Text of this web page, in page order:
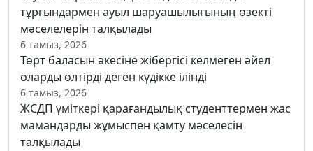
тұрғындармен ауыл шаруашылығының өзекті
мәселелерін талқылады
6 тамыз, 2026
Төрт баласын әкесіне жібергісі келмеген әйел
оларды өлтірді деген күдікке ілінді
6 тамыз, 2026
ЖСДП үміткері қарағандылық студенттермен жас
мамандарды жұмыспен қамту мәселесін
талқылады